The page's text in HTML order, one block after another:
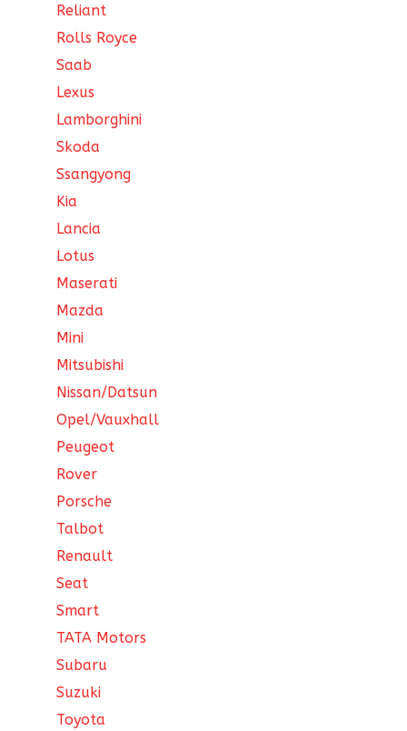
Reliant
Rolls Royce
Saab
Lexus
Lamborghini
Skoda
Ssangyong
Kia
Lancia
Lotus
Maserati
Mazda
Mini
Mitsubishi
Nissan/Datsun
Opel/Vauxhall
Peugeot
Rover
Porsche
Talbot
Renault
Seat
Smart
TATA Motors
Subaru
Suzuki
Toyota